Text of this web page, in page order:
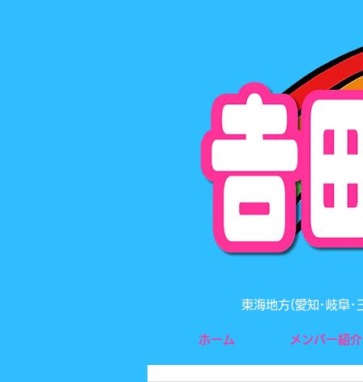
東海地方(愛知･岐阜･
ホーム メンバー紹介